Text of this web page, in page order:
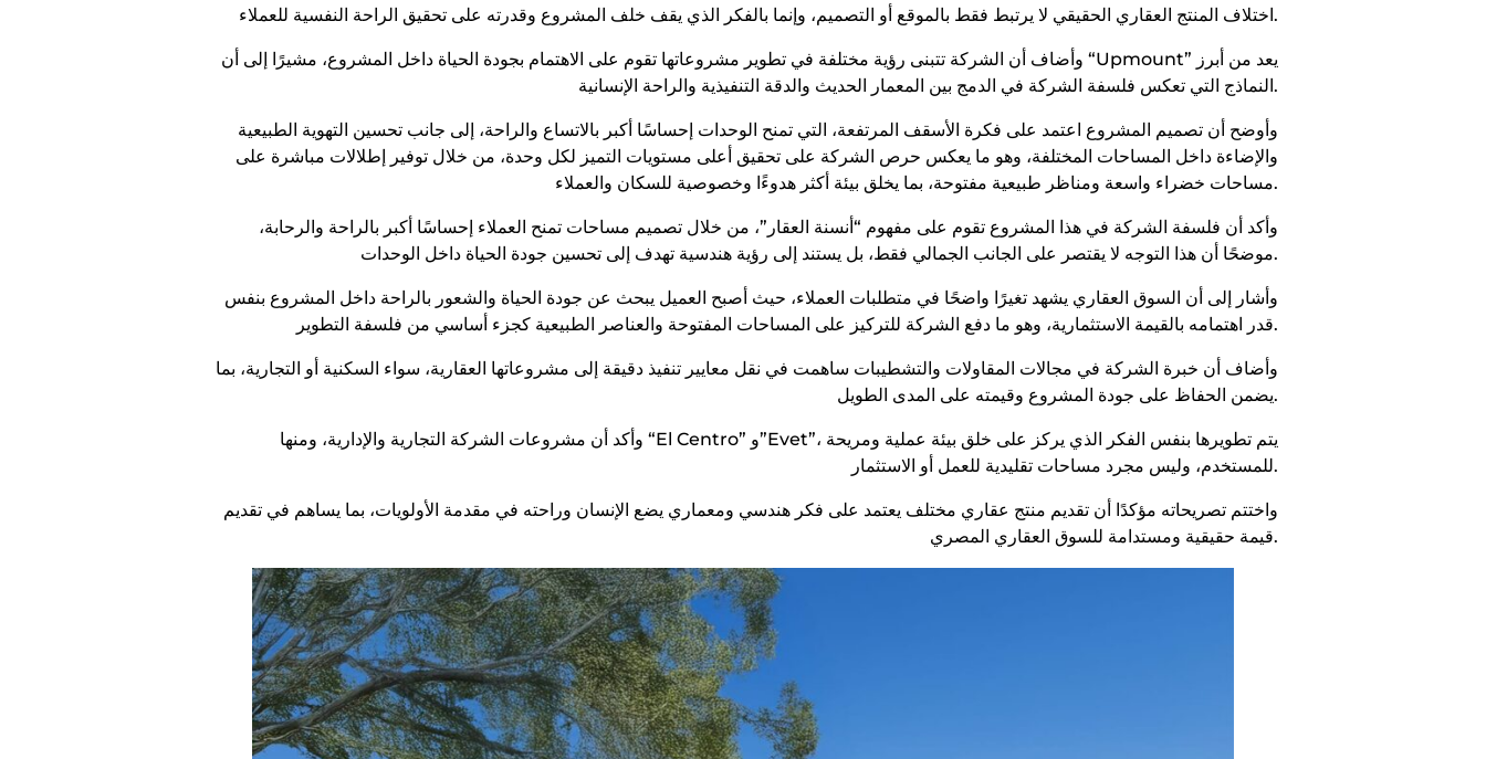
اختلاف المنتج العقاري الحقيقي لا يرتبط فقط بالموقع أو التصميم، وإنما بالفكر الذي يقف خلف المشروع وقدرته على تحقيق الراحة النفسية للعملاء.
وأضاف أن الشركة تتبنى رؤية مختلفة في تطوير مشروعاتها تقوم على الاهتمام بجودة الحياة داخل المشروع، مشيرًا إلى أن “Upmount” يعد من أبرز
النماذج التي تعكس فلسفة الشركة في الدمج بين المعمار الحديث والدقة التنفيذية والراحة الإنسانية.
وأوضح أن تصميم المشروع اعتمد على فكرة الأسقف المرتفعة، التي تمنح الوحدات إحساسًا أكبر بالاتساع والراحة، إلى جانب تحسين التهوية الطبيعية
والإضاءة داخل المساحات المختلفة، وهو ما يعكس حرص الشركة على تحقيق أعلى مستويات التميز لكل وحدة، من خلال توفير إطلالات مباشرة على
مساحات خضراء واسعة ومناظر طبيعية مفتوحة، بما يخلق بيئة أكثر هدوءًا وخصوصية للسكان والعملاء.
وأكد أن فلسفة الشركة في هذا المشروع تقوم على مفهوم “أنسنة العقار”، من خلال تصميم مساحات تمنح العملاء إحساسًا أكبر بالراحة والرحابة،
موضحًا أن هذا التوجه لا يقتصر على الجانب الجمالي فقط، بل يستند إلى رؤية هندسية تهدف إلى تحسين جودة الحياة داخل الوحدات.
وأشار إلى أن السوق العقاري يشهد تغيرًا واضحًا في متطلبات العملاء، حيث أصبح العميل يبحث عن جودة الحياة والشعور بالراحة داخل المشروع بنفس
قدر اهتمامه بالقيمة الاستثمارية، وهو ما دفع الشركة للتركيز على المساحات المفتوحة والعناصر الطبيعية كجزء أساسي من فلسفة التطوير.
وأضاف أن خبرة الشركة في مجالات المقاولات والتشطيبات ساهمت في نقل معايير تنفيذ دقيقة إلى مشروعاتها العقارية، سواء السكنية أو التجارية، بما
يضمن الحفاظ على جودة المشروع وقيمته على المدى الطويل.
وأكد أن مشروعات الشركة التجارية والإدارية، ومنها “El Centro” و”Evet”، يتم تطويرها بنفس الفكر الذي يركز على خلق بيئة عملية ومريحة
للمستخدم، وليس مجرد مساحات تقليدية للعمل أو الاستثمار.
واختتم تصريحاته مؤكدًا أن تقديم منتج عقاري مختلف يعتمد على فكر هندسي ومعماري يضع الإنسان وراحته في مقدمة الأولويات، بما يساهم في تقديم
قيمة حقيقية ومستدامة للسوق العقاري المصري.